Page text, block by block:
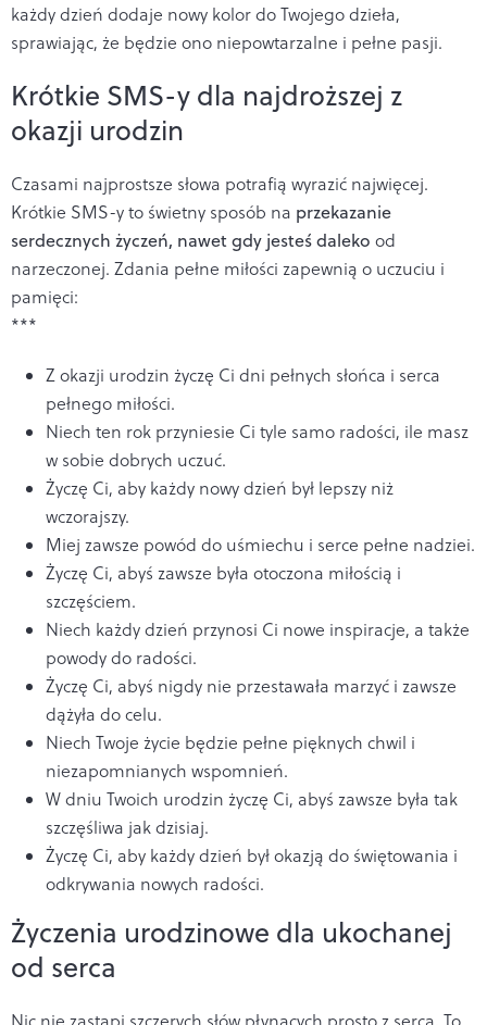
każdy dzień dodaje nowy kolor do Twojego dzieła,
sprawiając, że będzie ono niepowtarzalne i pełne pasji.
Krótkie SMS-y dla najdroższej z
okazji urodzin
Czasami najprostsze słowa potrafią wyrazić najwięcej.
Krótkie SMS-y to świetny sposób na przekazanie
serdecznych życzeń, nawet gdy jesteś daleko od
narzeczonej. Zdania pełne miłości zapewnią o uczuciu i
pamięci:
***
Z okazji urodzin życzę Ci dni pełnych słońca i serca
pełnego miłości.
Niech ten rok przyniesie Ci tyle samo radości, ile masz
w sobie dobrych uczuć.
Życzę Ci, aby każdy nowy dzień był lepszy niż
wczorajszy.
Miej zawsze powód do uśmiechu i serce pełne nadziei.
Życzę Ci, abyś zawsze była otoczona miłością i
szczęściem.
Niech każdy dzień przynosi Ci nowe inspiracje, a także
powody do radości.
Życzę Ci, abyś nigdy nie przestawała marzyć i zawsze
dążyła do celu.
Niech Twoje życie będzie pełne pięknych chwil i
niezapomnianych wspomnień.
W dniu Twoich urodzin życzę Ci, abyś zawsze była tak
szczęśliwa jak dzisiaj.
Życzę Ci, aby każdy dzień był okazją do świętowania i
odkrywania nowych radości.
Życzenia urodzinowe dla ukochanej
od serca